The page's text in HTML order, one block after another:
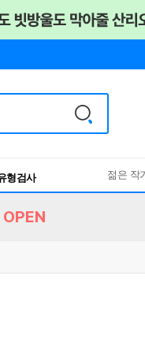
형검사
Lab
젊은 작
OPEN